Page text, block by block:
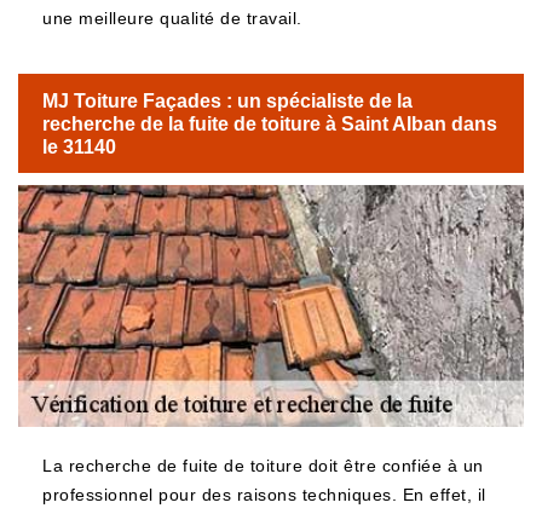
une meilleure qualité de travail.
MJ Toiture Façades : un spécialiste de la
recherche de la fuite de toiture à Saint Alban dans
le 31140
La recherche de fuite de toiture doit être confiée à un
professionnel pour des raisons techniques. En effet, il